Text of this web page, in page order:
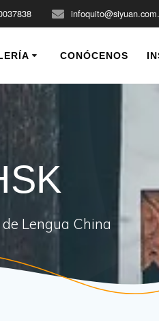
CONÓCENOS
Lengua China